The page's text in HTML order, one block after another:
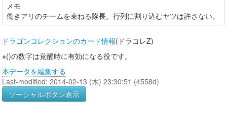
メモ
働きアリのチームを束ねる隊長。行列に割り込むヤツは許さない。
ドラゴンコレクションのカード情報(ドラコレZ)
※()の数字は覚醒時に有効になる役です。
本データを編集する
Last-modified: 2014-02-13 (木) 23:30:51 (4558d)
ソーシャルボタン表示